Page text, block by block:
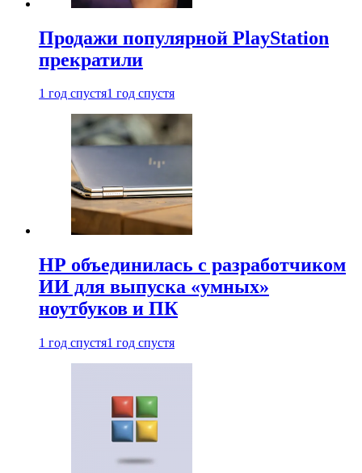
Продажи популярной PlayStation
прекратили
1 год спустя1 год спустя
HP объединилась с разработчиком
ИИ для выпуска «умных»
ноутбуков и ПК
1 год спустя1 год спустя